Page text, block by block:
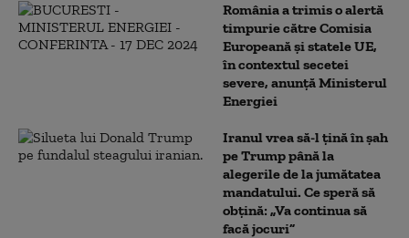
România a trimis o alertă
timpurie către Comisia
Europeană și statele UE,
în contextul secetei
severe, anunță Ministerul
Energiei
Iranul vrea să-l țină în șah
pe Trump până la
alegerile de la jumătatea
mandatului. Ce speră să
obțină: „Va continua să
facă jocuri”